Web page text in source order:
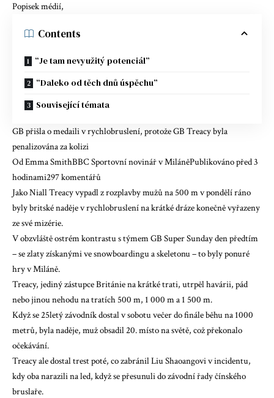
Popisek médií,
Contents
“Je tam nevyužitý potenciál”
“Daleko od těch dnů úspěchu”
Související témata
GB přišla o medaili v rychlobruslení, protože GB Treacy byla
penalizována za kolizi
Od Emma SmithBBC Sportovní novinář v MiláněPublikováno před 3
hodinami297 komentářů
Jako Niall Treacyvypadl z rozplavby mužů na 500 mv pondělí ráno
byly britské naděje v rychlobruslení na krátké dráze konečně vyřazeny
ze své mizérie.
V obzvláště ostrém kontrastu s týmem GB Super Sunday den předtím
– se zlaty získanými ve snowboardingu a skeletonu – to byly ponuré
hry v Miláně.
Treacy, jediný zástupce Británie na krátké trati, utrpěl havárii, pád
nebo jinou nehodu na tratích 500 m, 1 000 m a 1 500 m.
Když se 25letý závodník dostal v sobotu večer do finále běhu na 1000
metrů, byla naděje, muž obsadil 20. místo na světě, což překonalo
očekávání.
Treacy ale dostal trest poté, co zabránil Liu Shaoangovi v incidentu,
kdy oba narazili na led, když se přesunuli do závodní řady čínského
bruslaře.